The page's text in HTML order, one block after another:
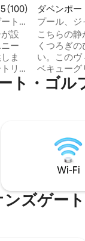
ー100件、5つ星中
(100)
ト
設
ー
ま
リ
お
ジ
イ
ィ
こ
だ
す
ダベンポー
プール、
ーベキュー
こちらの
くつろぎ
い。この
ベキューグ
ゲームルー
ピクニッ
パークか
う便利な
潔なエリ
分ご用意
備えた子
い出づく
ト・ゴル
Wi-Fi
ズゲー